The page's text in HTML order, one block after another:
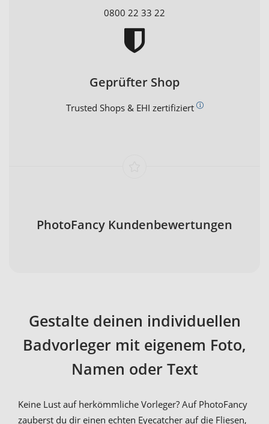
0800 22 33 22
Geprüfter Shop
Trusted Shops & EHI zertifiziert
PhotoFancy Kundenbewertungen
Gestalte deinen individuellen
Badvorleger mit eigenem Foto,
Namen oder Text
Keine Lust auf herkömmliche Vorleger? Auf PhotoFancy
zauberst du dir einen echten Eyecatcher auf die Fliesen,